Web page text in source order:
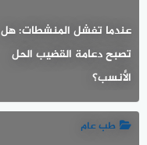
عندما تفشل المنشطات: هل
تصبح دعامة القضيب الحل
الأنسب؟
طب عام